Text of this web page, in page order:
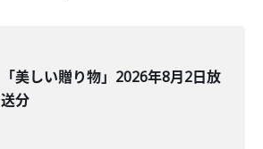
「美しい贈り物」2026年8月2日放
送分